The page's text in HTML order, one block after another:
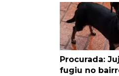
Procurada:
fugiu no